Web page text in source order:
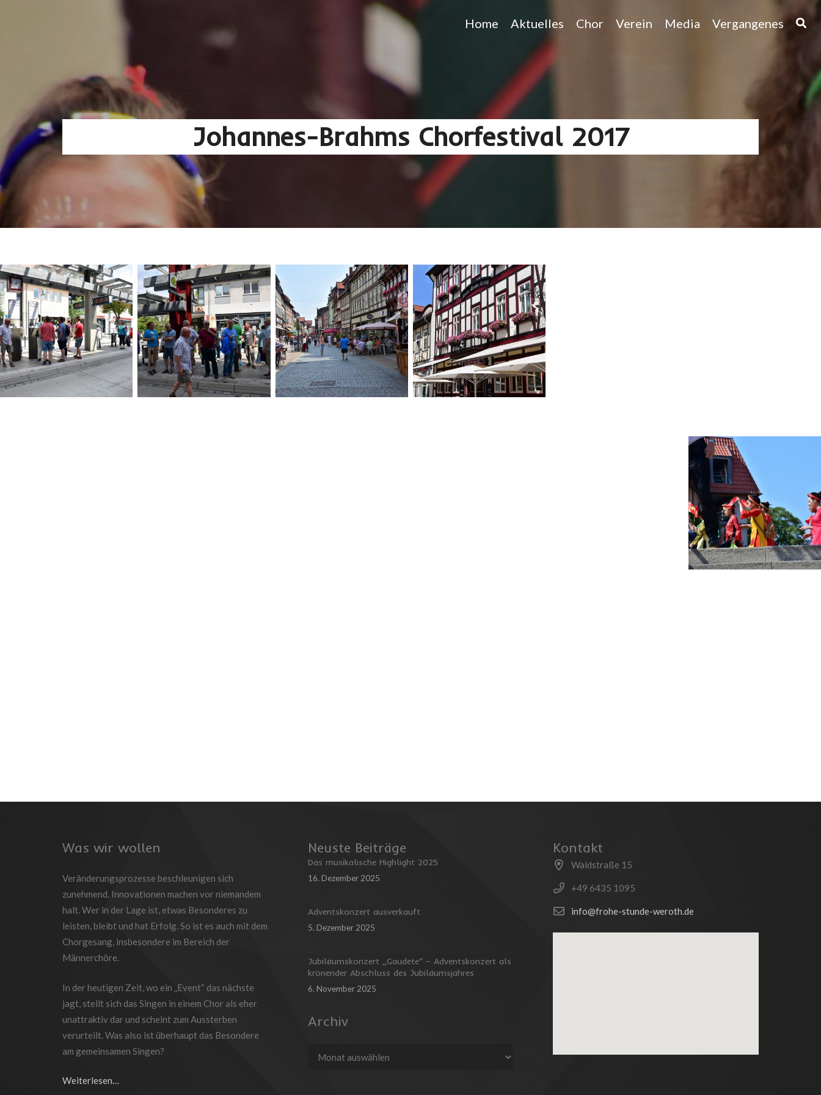
Home Aktuelles Chor Verein Media Vergangenes
Johannes-Brahms Chorfestival 2017
Was wir wollen
Veränderungsprozesse beschleunigen sich
zunehmend. Innovationen machen vor niemandem
halt. Wer in der Lage ist, etwas Besonderes zu
leisten, bleibt und hat Erfolg. So ist es auch mit dem
Chorgesang, insbesondere im Bereich der
Männerchöre.
In der heutigen Zeit, wo ein „Event“ das nächste
jagt, stellt sich das Singen in einem Chor als eher
unattraktiv dar und scheint zum Aussterben
verurteilt. Was also ist überhaupt das Besondere
am gemeinsamen Singen?
Weiterlesen…
Neuste Beiträge
Das musikalische Highlight 2025
16. Dezember 2025
Adventskonzert ausverkauft
5. Dezember 2025
Jubiläumskonzert „Gaudete“ – Adventskonzert als
krönender Abschluss des Jubiläumsjahres
6. November 2025
Archiv
Archiv
Kontakt
Waldstraße 15
+49 6435 1095
info@frohe-stunde-weroth.de